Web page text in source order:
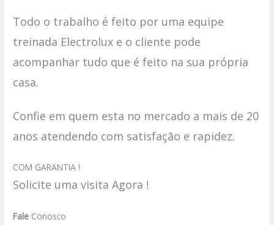
Todo o trabalho é feito por uma equipe
treinada Electrolux e o cliente pode
acompanhar tudo que é feito na sua própria
casa.
Confie em quem esta no mercado a mais de 20
anos atendendo com satisfação e rapidez.
COM GARANTIA !
Solicite uma visita Agora !
Fale Conosco